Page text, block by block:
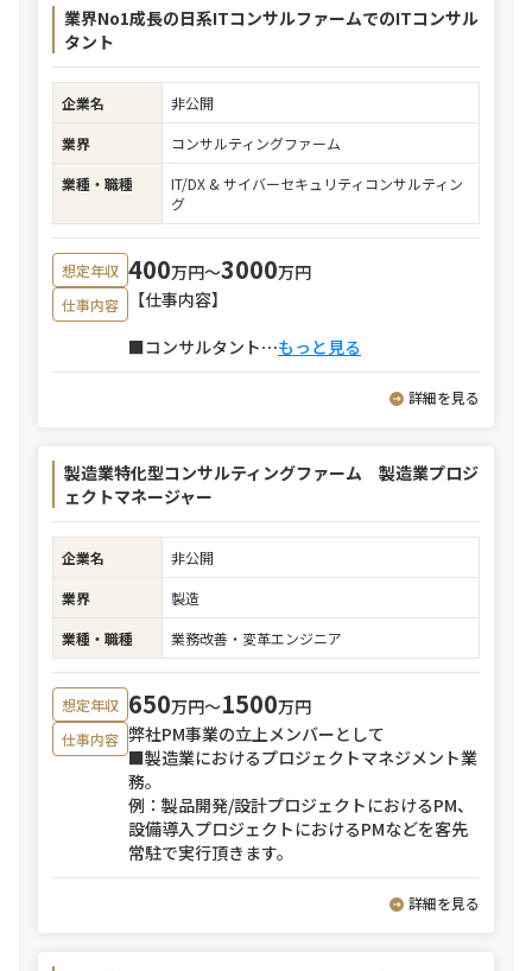
業界No1成長の日系ITコンサルファームでのITコンサル
タント
企業名
非公開
業界
コンサルティングファーム
業種・職種
IT/DX & サイバーセキュリティコンサルティン
グ
想定年収 400万円〜3000万円
仕事内容
【仕事内容】
■コンサルタント⋯もっと見る
詳細を見る
製造業特化型コンサルティングファーム 製造業プロジ
ェクトマネージャー
企業名
非公開
業界
製造
業種・職種
業務改善・変革エンジニア
想定年収 650万円〜1500万円
仕事内容 弊社PM事業の立上メンバーとして
■製造業におけるプロジェクトマネジメント業
務。
例：製品開発/設計プロジェクトにおけるPM、
設備導入プロジェクトにおけるPMなどを客先
常駐で実行頂きます。
詳細を見る